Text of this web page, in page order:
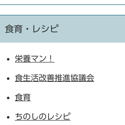
食育・レシピ
栄養マン！
食生活改善推進協議会
食育
ちのしのレシピ